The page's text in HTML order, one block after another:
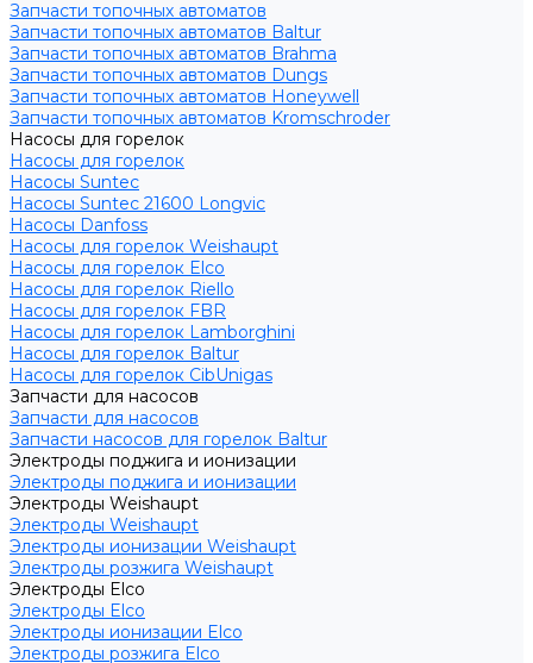
Запчасти топочных автоматов
Запчасти топочных автоматов Baltur
Запчасти топочных автоматов Brahma
Запчасти топочных автоматов Dungs
Запчасти топочных автоматов Honeywell
Запчасти топочных автоматов Kromschroder
Насосы для горелок
Насосы для горелок
Насосы Suntec
Насосы Suntec 21600 Longvic
Насосы Danfoss
Насосы для горелок Weishaupt
Насосы для горелок Elco
Насосы для горелок Riello
Насосы для горелок FBR
Насосы для горелок Lamborghini
Насосы для горелок Baltur
Насосы для горелок CibUnigas
Запчасти для насосов
Запчасти для насосов
Запчасти насосов для горелок Baltur
Электроды поджига и ионизации
Электроды поджига и ионизации
Электроды Weishaupt
Электроды Weishaupt
Электроды ионизации Weishaupt
Электроды розжига Weishaupt
Электроды Elco
Электроды Elco
Электроды ионизации Elco
Электроды розжига Elco